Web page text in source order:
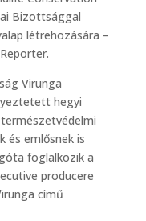
Bizottsággal
létrehozására –
Virunga
hegyi
és emlősnek is
foglalkozik a
producere
című